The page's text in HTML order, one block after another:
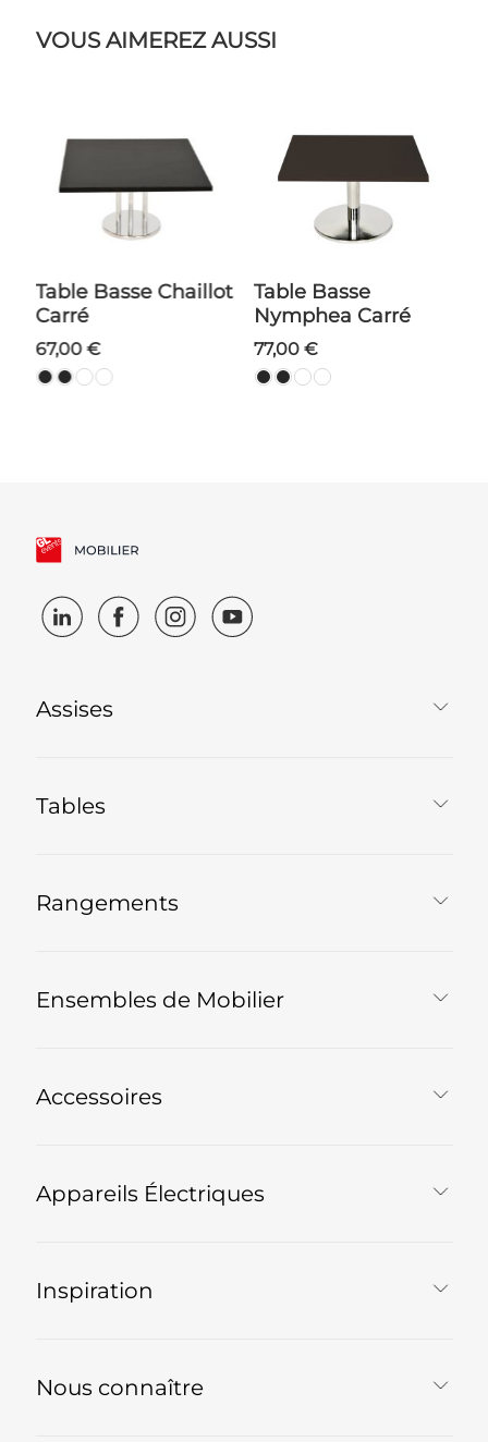
VOUS AIMEREZ AUSSI
Table Basse Chaillot
Carré
67,00 €
Table Basse
Nymphea Carré
77,00 €
Assises
Tables
Rangements
Ensembles de Mobilier
Accessoires
Appareils Électriques
Inspiration
Nous connaître